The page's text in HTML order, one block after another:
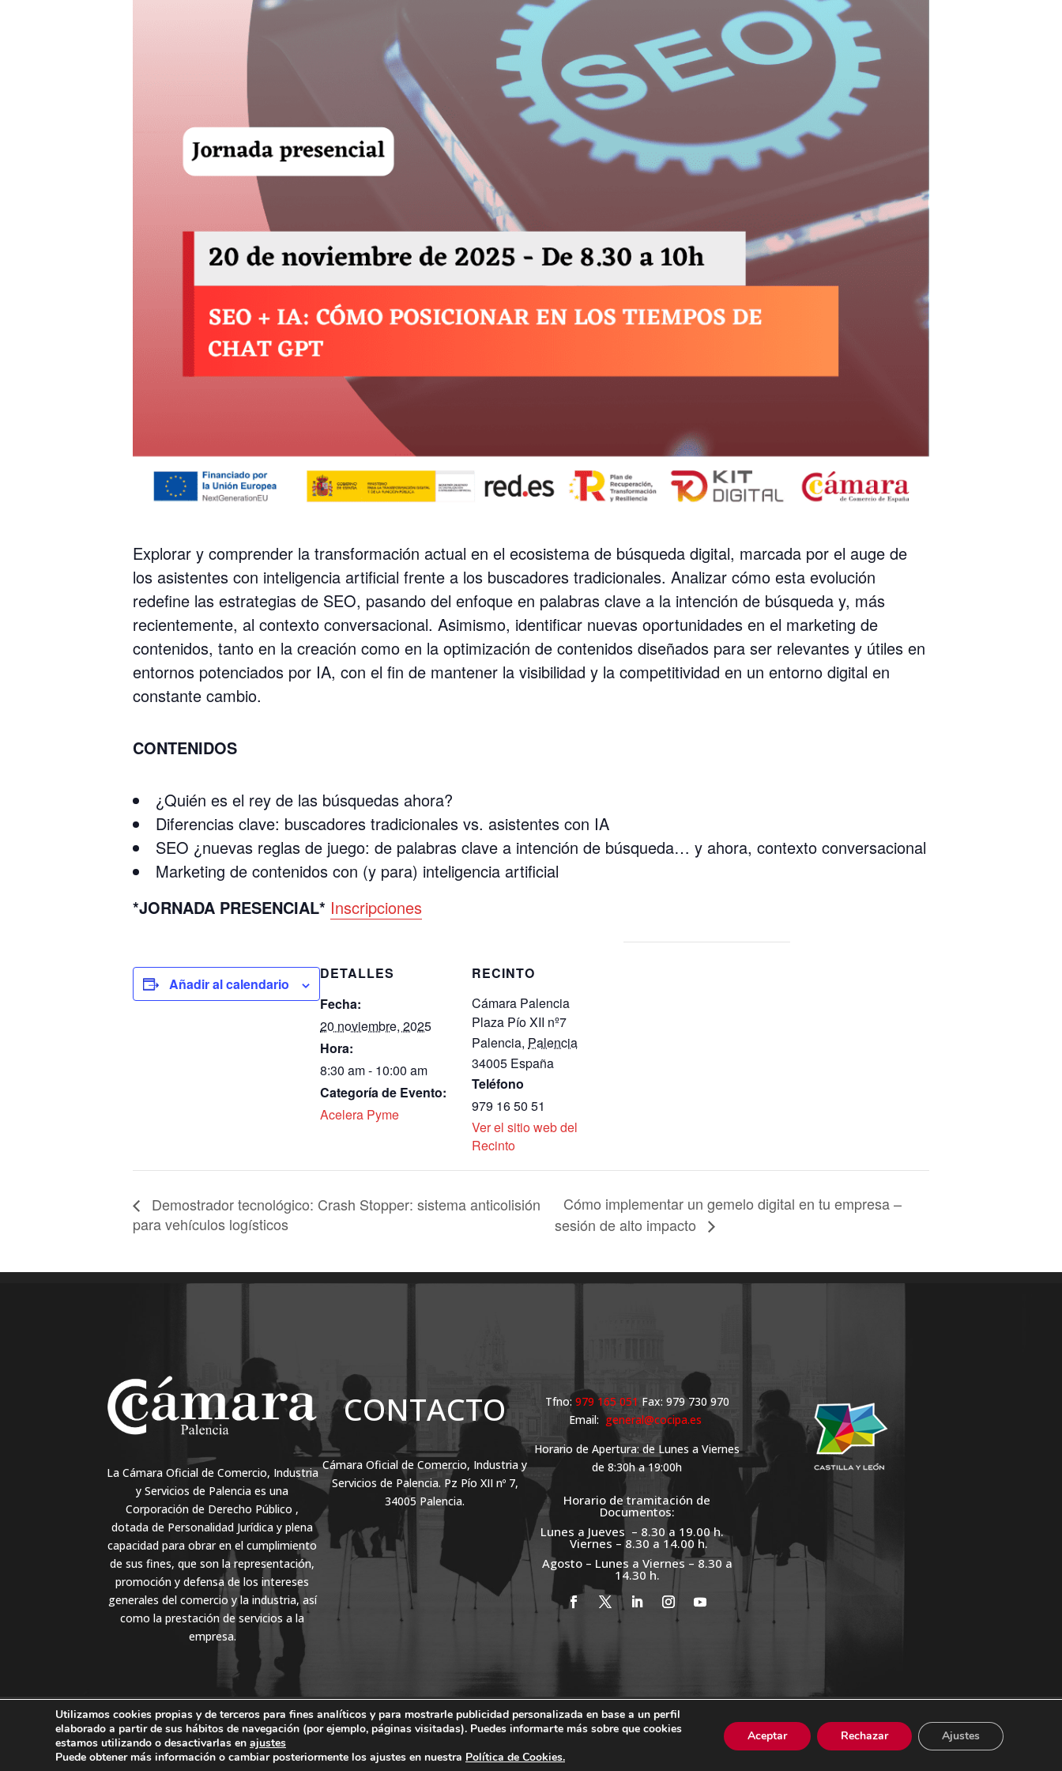
Explorar y comprender la transformación actual en el ecosistema de búsqueda digital, marcada por el auge de
los asistentes con inteligencia artificial frente a los buscadores tradicionales. Analizar cómo esta evolución
redefine las estrategias de SEO, pasando del enfoque en palabras clave a la intención de búsqueda y, más
recientemente, al contexto conversacional. Asimismo, identificar nuevas oportunidades en el marketing de
contenidos, tanto en la creación como en la optimización de contenidos diseñados para ser relevantes y útiles en
entornos potenciados por IA, con el fin de mantener la visibilidad y la competitividad en un entorno digital en
constante cambio.
CONTENIDOS
¿Quién es el rey de las búsquedas ahora?
Diferencias clave: buscadores tradicionales vs. asistentes con IA
SEO ¿nuevas reglas de juego: de palabras clave a intención de búsqueda… y ahora, contexto conversacional
Marketing de contenidos con (y para) inteligencia artificial
*JORNADA PRESENCIAL* Inscripciones
Añadir al calendario
DETALLES
Fecha:
20 noviembre, 2025
Hora:
8:30 am - 10:00 am
Categoría de Evento:
Acelera Pyme
RECINTO
Cámara Palencia
Plaza Pío XII nº7
Palencia, Palencia
34005 España
Teléfono
979 16 50 51
Ver el sitio web del
Recinto
Demostrador tecnológico: Crash Stopper: sistema anticolisión
para vehículos logísticos
Cómo implementar un gemelo digital en tu empresa –
sesión de alto impacto
La Cámara Oficial de Comercio, Industria
y Servicios de Palencia es una
Corporación de Derecho Público ,
dotada de Personalidad Jurídica y plena
capacidad para obrar en el cumplimiento
de sus fines, que son la representación,
promoción y defensa de los intereses
generales del comercio y la industria, así
como la prestación de servicios a la
empresa.
CONTACTO
Cámara Oficial de Comercio, Industria y
Servicios de Palencia. Pz Pío XII nº 7,
34005 Palencia.
Tfno: 979 165 051 Fax: 979 730 970
Email: general@cocipa.es
Horario de Apertura: de Lunes a Viernes
de 8:30h a 19:00h
Horario de tramitación de
Documentos:
Lunes a Jueves – 8.30 a 19.00 h.
Viernes – 8.30 a 14.00 h.
Agosto – Lunes a Viernes – 8.30 a
14.30 h.
PLENO CLUB CÁMARA SEDE ELECTRÓNICA PORTAL DE TRANSPARENCIA PERFIL DEL CONTRATANTE
POLÍTICA DE COOKIES
Utilizamos cookies propias y de terceros para fines analíticos y para mostrarle publicidad personalizada en base a un perfil
elaborado a partir de sus hábitos de navegación (por ejemplo, páginas visitadas). Puedes informarte más sobre que cookies
estamos utilizando o desactivarlas en ajustes
Puede obtener más información o cambiar posteriormente los ajustes en nuestra Política de Cookies.
Aceptar Rechazar Ajustes